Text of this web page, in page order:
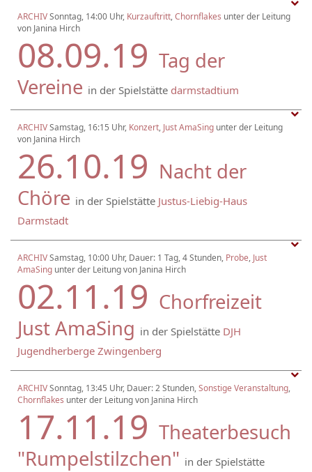
ARCHIVSonntag, 14:00 Uhr, Kurzauftritt,Chornflakes unter der Leitung
von Janina Hirch
08.09.19 Tag der
Vereine in der Spielstätte darmstadtium
ARCHIVSamstag, 16:15 Uhr, Konzert, Just AmaSing unter der Leitung
von Janina Hirch
26.10.19 Nacht der
Chöre in der Spielstätte Justus-Liebig-Haus
Darmstadt
ARCHIVSamstag, 10:00 Uhr, Dauer: 1 Tag, 4 Stunden, Probe, Just
AmaSing unter der Leitung von Janina Hirch
02.11.19 Chorfreizeit
Just AmaSing in der Spielstätte DJH
Jugendherberge Zwingenberg
ARCHIVSonntag, 13:45 Uhr, Dauer: 2 Stunden,Sonstige Veranstaltung,
Chornflakes unter der Leitung von Janina Hirch
17.11.19 Theaterbesuch
"Rumpelstilzchen" in der Spielstätte